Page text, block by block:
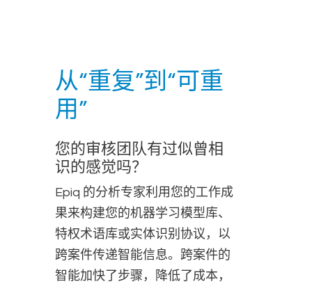
从“重复”到“可重
用”
您的审核团队有过似曾相
识的感觉吗？
Epiq 的分析专家利用您的工作成
果来构建您的机器学习模型库、
特权术语库或实体识别协议，以
跨案件传递智能信息。跨案件的
智能加快了步骤，降低了成本，